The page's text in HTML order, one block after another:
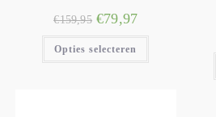
€159,95 €79,97
Opties selecteren